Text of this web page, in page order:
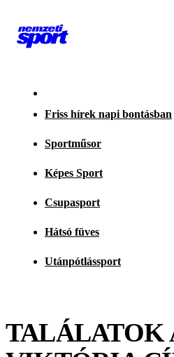
Friss hírek napi bontásban
Sportműsor
Képes Sport
Csupasport
Hátsó füves
Utánpótlássport
TALÁLATOK